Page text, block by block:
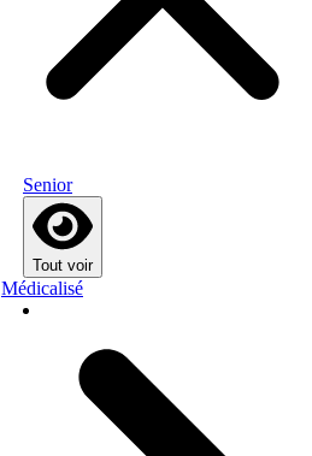
Senior
Tout voir
Médicalisé